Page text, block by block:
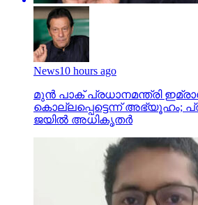
News10 hours ago
മുന്‍ പാക് പ്രധാനമന്ത്രി
കൊല്ലപ്പെട്ടെന്ന് അഭ്യൂഹം;
ജയില്‍ അധികൃതര്‍